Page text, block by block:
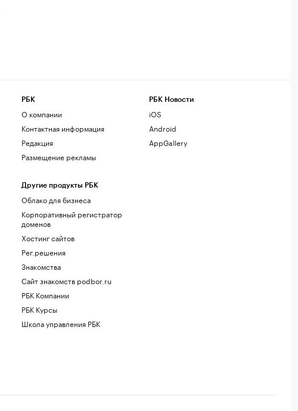
РБК
О компании
Контактная информация
Редакция
Размещение рекламы
Другие продукты РБК
Облако для бизнеса
Корпоративный регистратор
доменов
Хостинг сайтов
Рег.решения
Знакомства
Сайт знакомств podbor.ru
РБК Компании
РБК Курсы
Школа управления РБК
РБК Новости
iOS
Android
AppGallery